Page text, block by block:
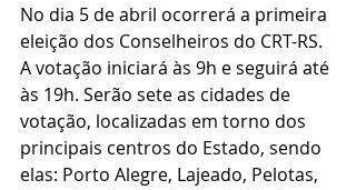
No dia 5 de abril ocorrerá a primeira
eleição dos Conselheiros do CRT-RS.
A votação iniciará às 9h e seguirá até
às 19h. Serão sete as cidades de
votação, localizadas em torno dos
principais centros do Estado, sendo
elas: Porto Alegre, Lajeado, Pelotas,